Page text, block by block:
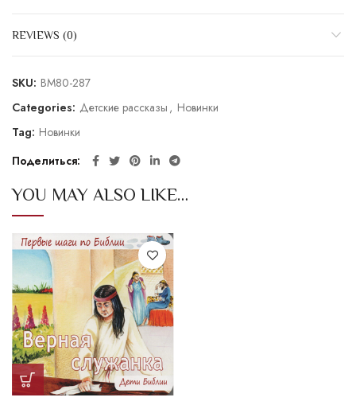
REVIEWS (0)
SKU: BM80-287
Categories: Детские рассказы , Новинки
Tag: Новинки
Поделиться
YOU MAY ALSO LIKE…